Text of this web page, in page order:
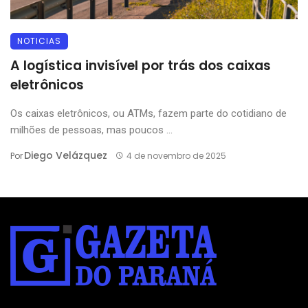
NOTICIAS
A logística invisível por trás dos caixas
eletrônicos
Os caixas eletrônicos, ou ATMs, fazem parte do cotidiano de
milhões de pessoas, mas poucos ...
PorDiego Velázquez 4 de novembro de 2025